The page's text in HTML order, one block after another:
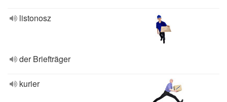
listonosz
der Briefträger
kurier